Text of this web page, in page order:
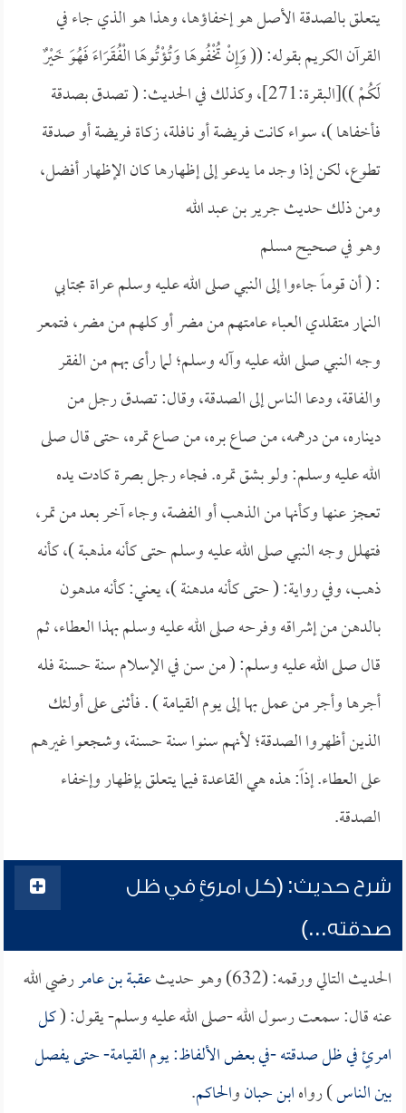
يتعلق بالصدقة الأصل هو إخفاؤها، وهذا هو الذي جاء في
القرآن الكريم بقوله: ((وَإِنْ تُخْفُوهَا وَتُؤْتُوهَا الْفُقَرَاءَ فَهُوَ خَيْرٌ
لَكُمْ ))[البقرة:271]، وكذلك في الحديث: (
تصدق بصدقة
فأخفاها )، سواء كانت فريضة أو نافلة، زكاة فريضة أو صدقة
تطوع، لكن إذا وجد ما يدعو إلى إظهارها كان الإظهار أفضل،
ومن ذلك حديثجرير بن عبد الله
وهو في صحيحمسلم
: (أن قوماً جاءوا إلى النبي صلى الله عليه وسلم عراة مجتابي
النمار متقلدي العباء عامتهم من مضر أو كلهم من مضر، فتمعر
وجه النبي صلى الله عليه وآله وسلم؛ لما رأى بهم من الفقر
والفاقة، ودعا الناس إلى الصدقة، وقال: تصدق رجل من
ديناره، من درهمه، من صاع بره، من صاع تمره، حتى قال صلى
الله عليه وسلم: ولو بشق تمره. فجاء رجل بصرة كادت يده
تعجز عنها وكأنها من الذهب أو الفضة، وجاء آخر بعد من تمر،
فتهلل وجه النبي صلى الله عليه وسلم حتى كأنه مذهبة )، كأنه
ذهب، وفي رواية: (حتى كأنه مدهنة )، يعني: كأنه مدهون
بالدهن من إشراقه وفرحه صلى الله عليه وسلم بهذا العطاء، ثم
قال صلى الله عليه وسلم: (من سن في الإسلام سنة حسنة فله
أجرها وأجر من عمل بها إلى يوم القيامة ) . فأثنى على أولئك
الذين أظهروا الصدقة؛ لأنهم سنوا سنة حسنة، وشجعوا غيرهم
على العطاء. إذاً: هذه هي القاعدة فيما يتعلق بإظهار وإخفاء
الصدقة. ‏
شرح حديث: (كل امرئٍ في ظل
صدقته...)
الحديث التالي ورقمه: (632) وهو حديث عقبة بن عامررضي الله
عنه قال: سمعت رسول الله -صلى الله عليه وسلم- يقول: (كل
امرئٍ في ظل صدقته -في بعض الألفاظ: يوم القيامة- حتى يفصل
بين الناس) رواهابن حبانوالحاكم.